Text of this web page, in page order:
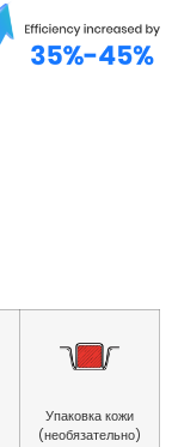
Упаковка кожи
(необязательно)